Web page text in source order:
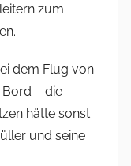
zum
dem Flug von
– die
hätte sonst
und seine